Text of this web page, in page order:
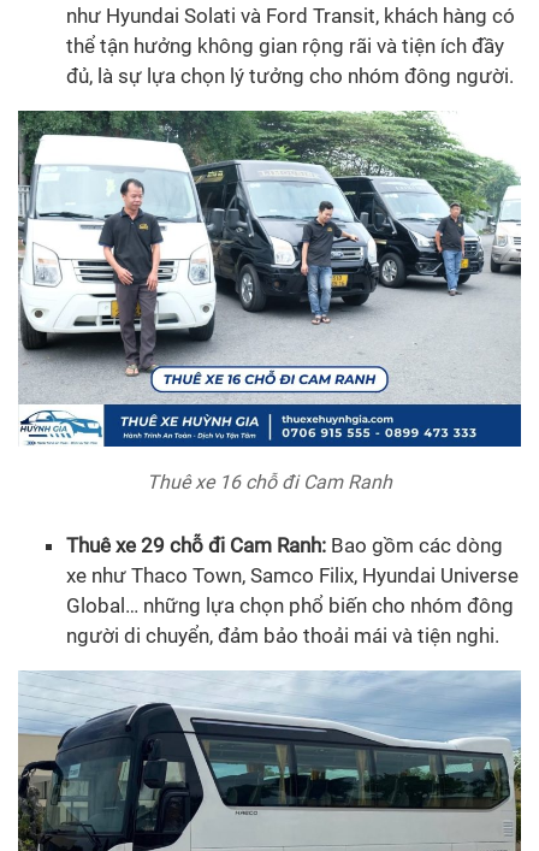
như Hyundai Solati và Ford Transit, khách hàng có
thể tận hưởng không gian rộng rãi và tiện ích đầy
đủ, là sự lựa chọn lý tưởng cho nhóm đông người.
Thuê xe 16 chỗ đi Cam Ranh
Thuê xe 29 chỗ đi Cam Ranh: Bao gồm các dòng
xe như Thaco Town, Samco Filix, Hyundai Universe
Global… những lựa chọn phổ biến cho nhóm đông
người di chuyển, đảm bảo thoải mái và tiện nghi.